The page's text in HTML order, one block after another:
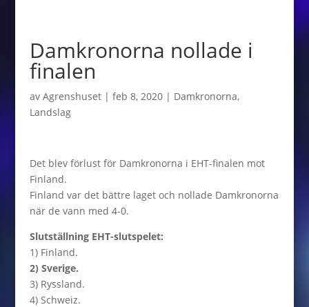
Damkronorna nollade i
finalen
av Agrenshuset| feb 8, 2020| Damkronorna,
Landslag
Det blev förlust för Damkronorna i EHT-finalen mot
Finland.
Finland var det bättre laget och nollade Damkronorna
när de vann med 4-0.
Slutställning EHT-slutspelet:
1) Finland.
2) Sverige.
3) Ryssland.
4) Schweiz.